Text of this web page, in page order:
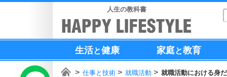
人生の教科書
生活と健康 家庭と教育
仕事と技術 就職活動 就職活動における身